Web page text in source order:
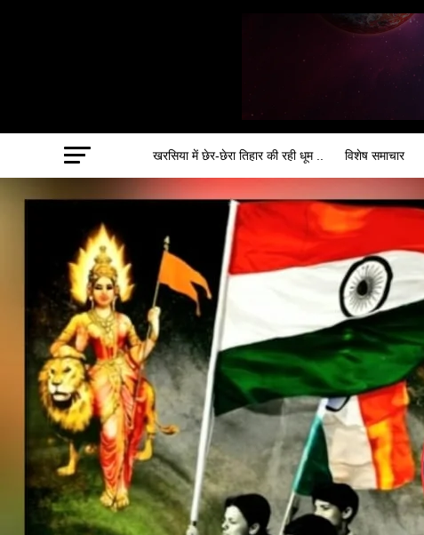
खरसिया में छेर-छेरा तिहार की रही धूम .. विशेष समाचार